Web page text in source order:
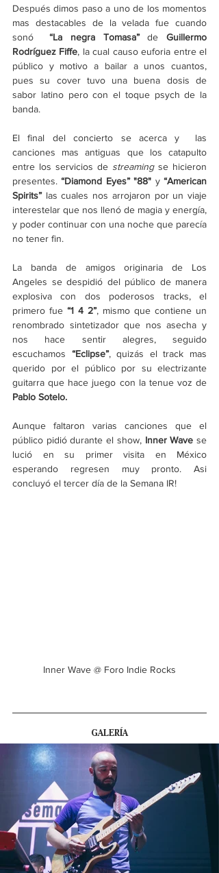
Después dimos paso a uno de los momentos
mas destacables de la velada fue cuando
sonó “La negra Tomasa” de Guillermo
Rodríguez Fiffe, la cual causo euforia entre el
público y motivo a bailar a unos cuantos,
pues su cover tuvo una buena dosis de
sabor latino pero con el toque psych de la
banda.
El final del concierto se acerca y  las
canciones mas antiguas que los catapulto
entre los servicios de streaming se hicieron
presentes. “Diamond Eyes” "88" y “American
Spirits” las cuales nos arrojaron por un viaje
interestelar que nos llenó de magia y energía,
y poder continuar con una noche que parecía
no tener fin.
La banda de amigos originaria de Los
Angeles se despidió del público de manera
explosiva con dos poderosos tracks, el
primero fue “1 4 2”, mismo que contiene un
renombrado sintetizador que nos asecha y
nos hace sentir alegres, seguido
escuchamos “Eclipse”, quizás el track mas
querido por el público por su electrizante
Pablo Sotelo.
Aunque faltaron varias canciones que el
público pidió durante el show, Inner Wave se
lució en su primer visita en México
esperando regresen muy pronto. Asi
concluyó el tercer día de la Semana IR!
Inner Wave @ Foro Indie Rocks
GALERÍA